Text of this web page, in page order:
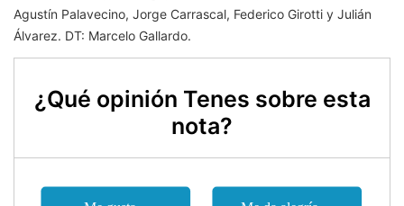
Agustín Palavecino, Jorge Carrascal, Federico Girotti y Julián
Álvarez. DT: Marcelo Gallardo.
¿Qué opinión Tenes sobre esta
nota?